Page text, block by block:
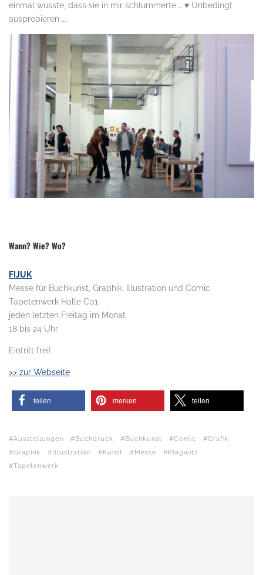
einmal wusste, dass sie in mir schlummerte … ♥ Unbedingt
ausprobieren …..
Wann? Wie? Wo?
FIJUK
Messe für Buchkunst, Graphik, Illustration und Comic
Tapetenwerk Halle C01
jeden letzten Freitag im Monat
18 bis 24 Uhr
Eintritt frei!
>> zur Webseite
teilen merken teilen
Ausstellungen Buchdruck Buchkunst Comic
Grafik
Graphik
Illustration Kunst Messe
Plagwitz
Tapetenwerk